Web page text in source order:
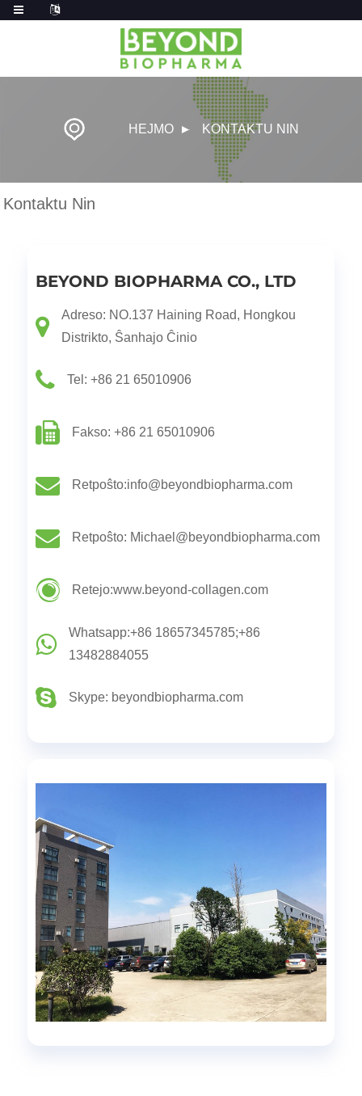
HEJMO KONTAKTU NIN
Kontaktu Nin
BEYOND BIOPHARMA CO., LTD
Adreso: NO.137 Haining Road, Hongkou
Distrikto, Ŝanhajo Ĉinio
Tel: +86 21 65010906
Fakso: +86 21 65010906
Retpoŝto:info@beyondbiopharma.com
Retpoŝto: Michael @beyondbiopharma.com
Retejo:www.beyond-collagen.com
Whatsapp:+86 18657345785;+86
13482884055
Skype: beyondbiopharma.com